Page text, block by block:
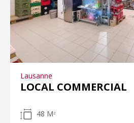
Lausanne
LOCAL COMMERCIAL
48 M 2